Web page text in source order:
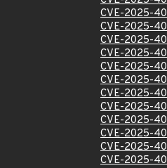
CVE-2025-
CVE-2025-
CVE-2025-
CVE-2025-
CVE-2025-
CVE-2025-
CVE-2025-
CVE-2025-
CVE-2025-
CVE-2025-
CVE-2025-
CVE-2025-